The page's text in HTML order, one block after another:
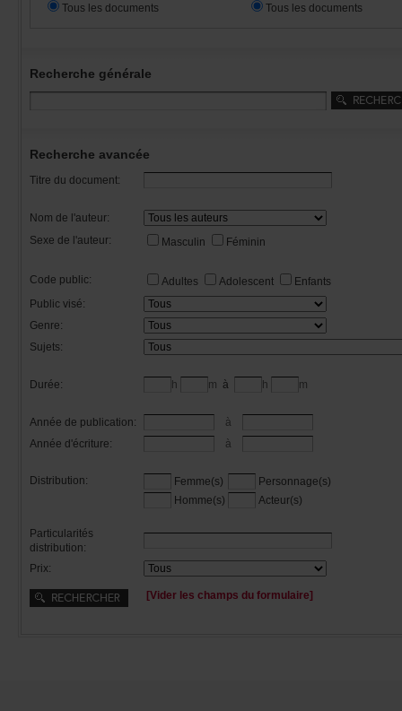
Touslesdocuments
Touslesdocuments
Recherchegénérale
Rechercheavancée
Titredudocument:
Nomdel'auteur:
Sexedel'auteur:
Masculin Féminin
Codepublic: Adultes Adolescent
Enfants
Publicvisé:
Genre:
Sujets:
Durée: h m à h m
Annéedepublication:
à
Annéed'écriture:
à
Distribution: Femme(s)
Personnage(s)
Homme(s)
Acteur(s)
Particularités
distribution:
Prix:
[Viderleschampsduformulaire]